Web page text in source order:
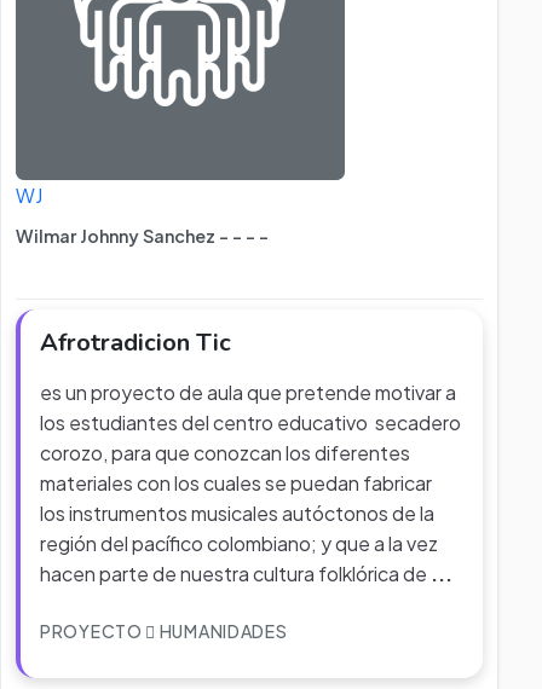
WJ
Wilmar Johnny Sanchez - - - -
Afrotradicion Tic
es un proyecto de aula que pretende motivar a
los estudiantes del centro educativo secadero
corozo, para que conozcan los diferentes
materiales con los cuales se puedan fabricar
los instrumentos musicales autóctonos de la
región del pacífico colombiano; y que a la vez
hacen parte de nuestra cultura folklórica de ...
PROYECTO HUMANIDADES